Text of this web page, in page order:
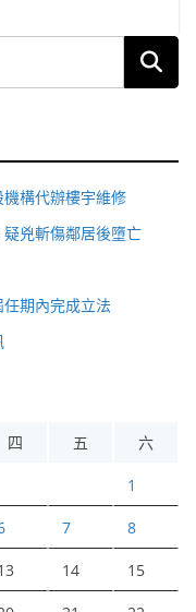
構代辦樓宇維修
兇斬傷鄰居後墮亡
期內完成立法
四 五 六
1
7 8
14 15